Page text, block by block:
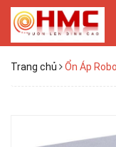
Trang chủ Ổn Áp